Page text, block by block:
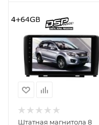
Штатная магнитола 8